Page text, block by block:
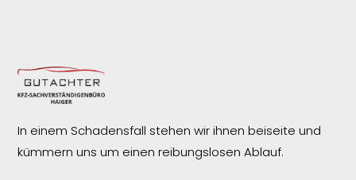
In einem Schadensfall stehen wir ihnen beiseite und
kümmern uns um einen reibungslosenAblauf.